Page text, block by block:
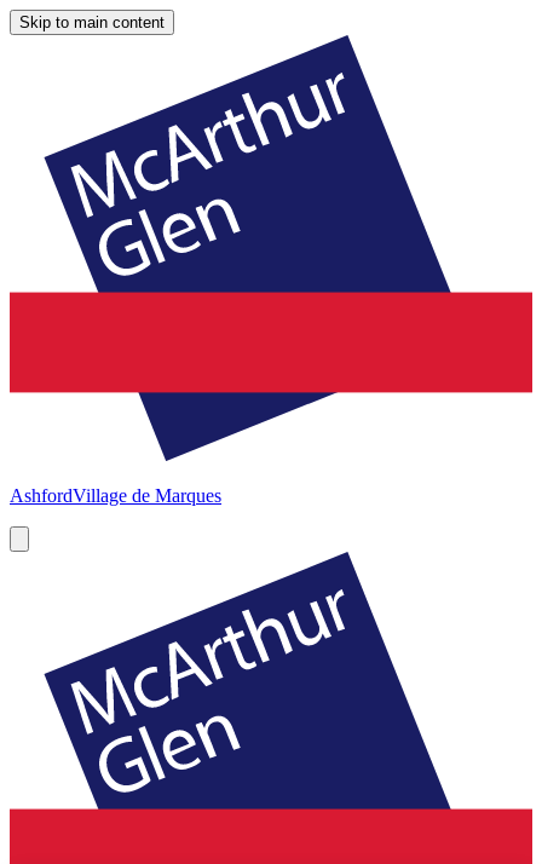
Skip to main content
AshfordVillage de Marques